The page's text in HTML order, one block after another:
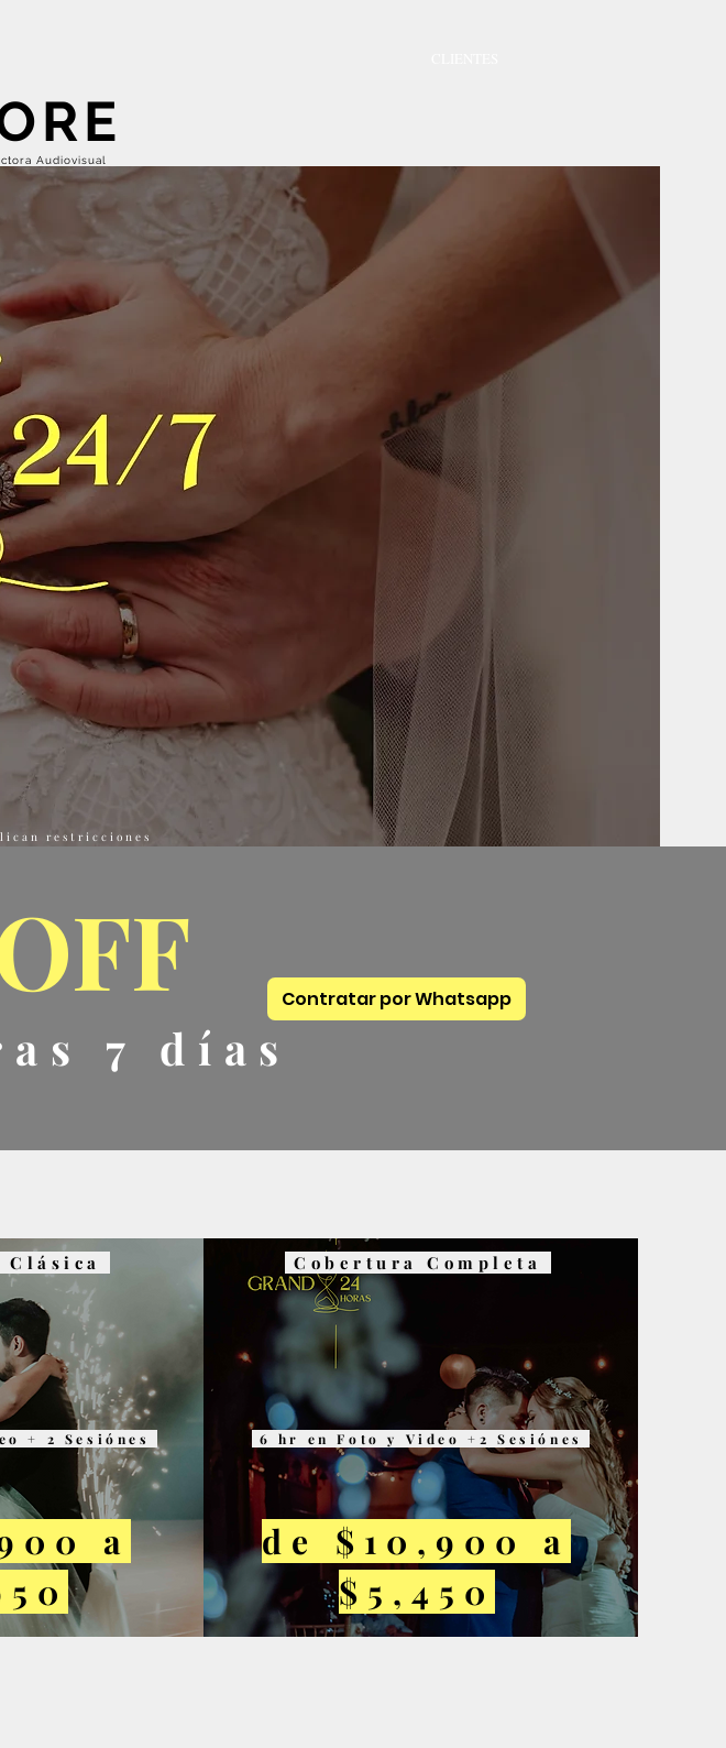
Audiovisual
restricciones
7 días
Contratar por Whatsapp
+ 2 Sesiónes
a
Cobertura Completa
6 hr en Foto y Video +2 Sesiónes
de $10,900 a
$5,450